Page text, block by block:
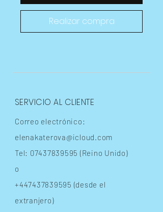
Realizar compra
SERVICIO AL CLIENTE
Correo electrónico:
elenakaterova@icloud.com
Tel: 07437839595 (Reino Unido)
o
+447437839595 (desde el
extranjero)